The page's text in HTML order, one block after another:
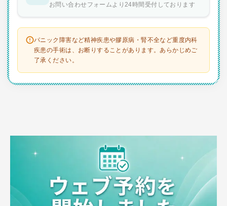
お問い合わせフォームより24時間受付しております
パニック障害など精神疾患や膠原病・腎不全など重度内科
疾患の手術は、お断りすることがあります。あらかじめご
了承ください。